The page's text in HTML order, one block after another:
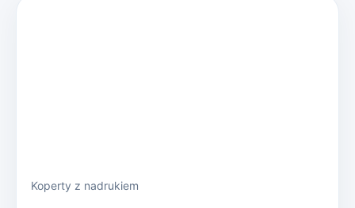
Koperty z nadrukiem